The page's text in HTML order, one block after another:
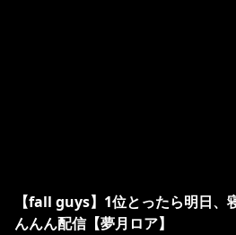
【fall guys】1位とったら明日、
んんん配信【夢月ロア】